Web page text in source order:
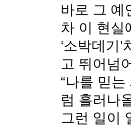
바로 그 예
차 이 현실
‘소박데기
고 뛰어넘
“나를 믿
럼 흘러나
그런 일이